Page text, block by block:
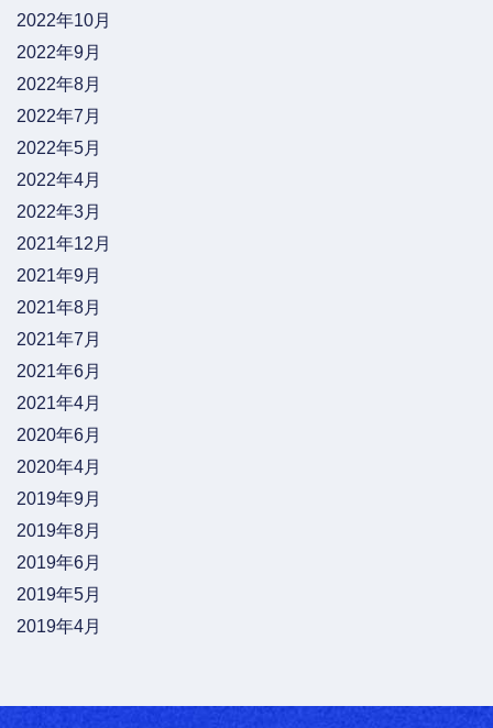
2022年10月
2022年9月
2022年8月
2022年7月
2022年5月
2022年4月
2022年3月
2021年12月
2021年9月
2021年8月
2021年7月
2021年6月
2021年4月
2020年6月
2020年4月
2019年9月
2019年8月
2019年6月
2019年5月
2019年4月